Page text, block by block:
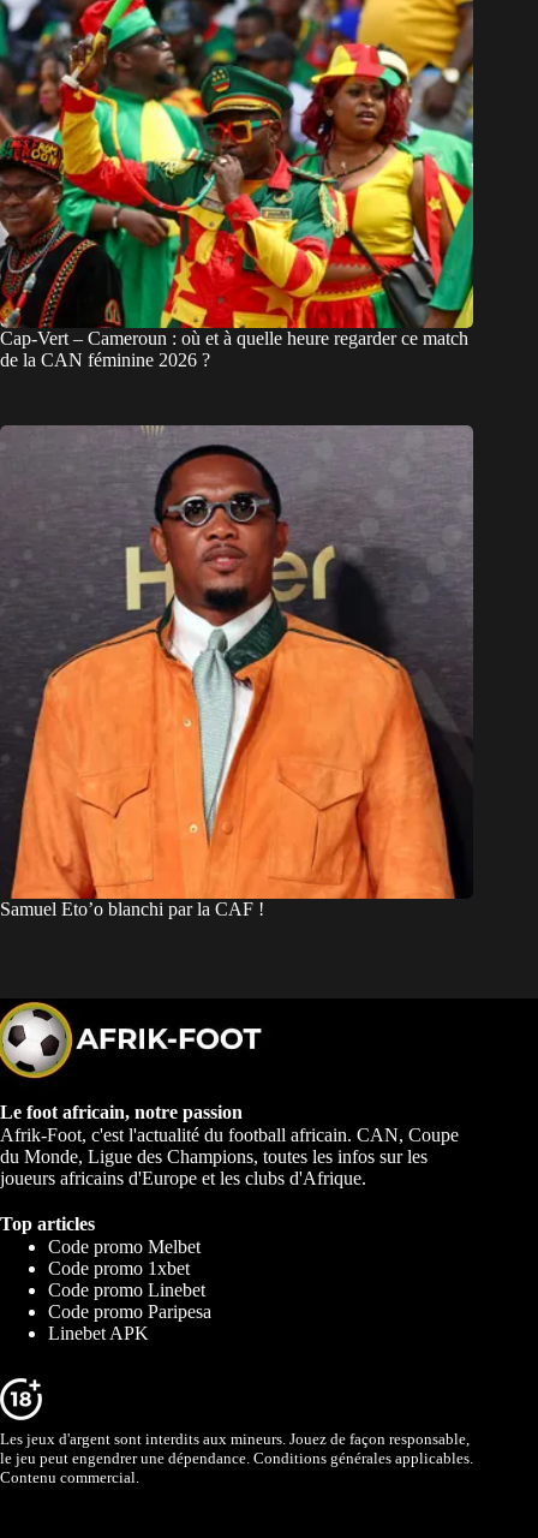
Cap-Vert – Cameroun : où et à quelle heure regarder ce match
de la CAN féminine 2026 ?
Samuel Eto’o blanchi par la CAF !
Le foot africain, notre passion
Afrik-Foot, c'est l'actualité du football africain. CAN, Coupe
du Monde, Ligue des Champions, toutes les infos sur les
joueurs africains d'Europe et les clubs d'Afrique.
Top articles
Code promo Melbet
Code promo 1xbet
Code promo Linebet
Code promo Paripesa
Linebet APK
Les jeux d'argent sont interdits aux mineurs. Jouez de façon responsable,
le jeu peut engendrer une dépendance. Conditions générales applicables.
Contenu commercial.